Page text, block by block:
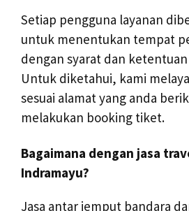
Setiap pengguna layanan
untuk menentukan tempat
dengan syarat dan
Untuk diketahui, kami
sesuai alamat yang anda
melakukan booking tiket.
Bagaimana dengan jasa
Indramayu?
Jasa antar jemput bandara